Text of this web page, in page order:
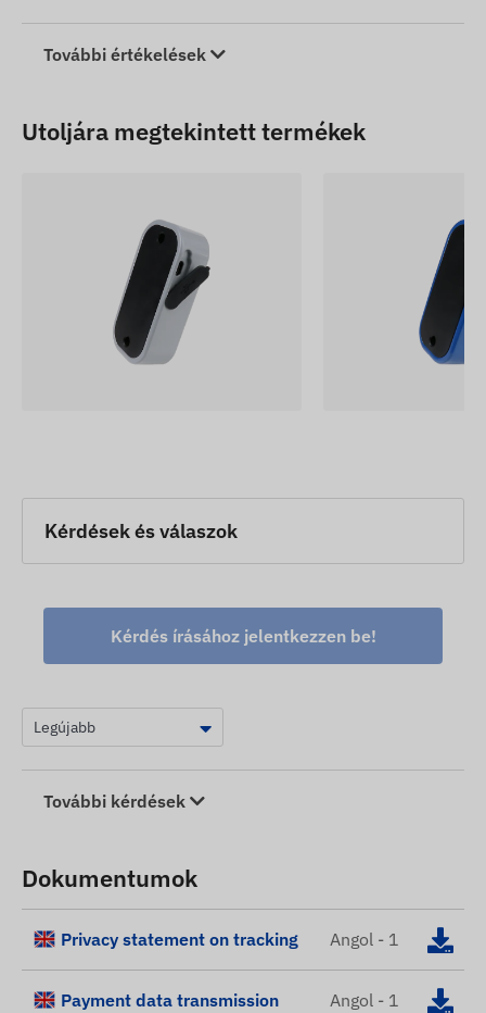
További értékelések
Utoljára megtekintett termékek
Kérdések és válaszok
Kérdés írásához jelentkezzen be!
További kérdések
Dokumentumok
Privacy statement on tracking Angol - 1
Payment data transmission Angol - 1